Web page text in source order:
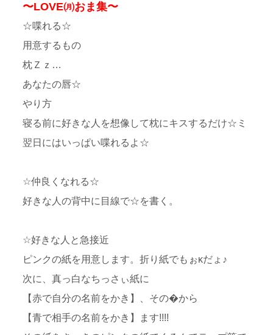
〜LOVE㈪おま集〜
☆喋れる☆
用意するもの
枕Ｚｚ…
あなたの唇☆
やり方
寝る前に好きな人を想像して枕にキスするだけ☆ミ
翌日にはいっぱい喋れるよ☆
☆仲良くなれる☆
好きな人の背中に目線で☆を書く。
☆好きな人と急接近
ピンクの紙を用意します。折り紙でもぉκだょ♪
次に、真っ白なちっさぃ紙に
【赤で自分の名前をかき】、その�から
【青で相手の名前をかき】ます!!!!